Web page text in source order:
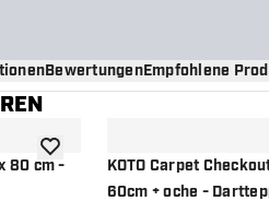
BewertungenEmpfohlene
80 cm -
Zur Wunschliste hinzufügen
KOTO Carpet
60cm + oche -